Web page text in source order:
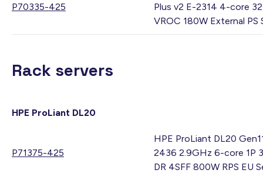
P70335-425
Plus v2 E-2314 4-core
VROC 180W External PS
Rack servers
HPE ProLiant DL20
P71375-425
HPE ProLiant DL20
2436 2.9GHz 6-core 1P
DR 4SFF 800W RPS EU